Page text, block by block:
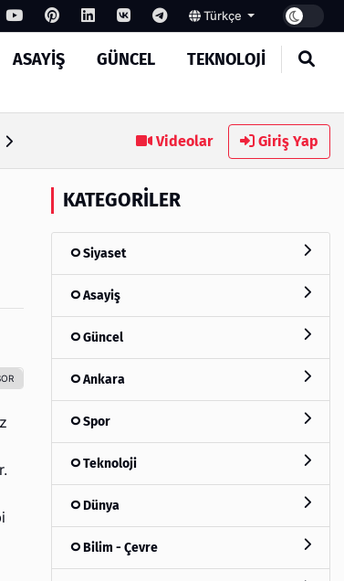
Türkçe
ASAYIŞ GÜNCEL TEKNOLOJI
Süreçlerinde Yeni Nesil Verimliliği Olimpack ile
Videolar Giriş Yap
KATEGORILER
Siyaset
Asayiş
Güncel
Ankara
Spor
Teknoloji
Dünya
Bilim - Çevre